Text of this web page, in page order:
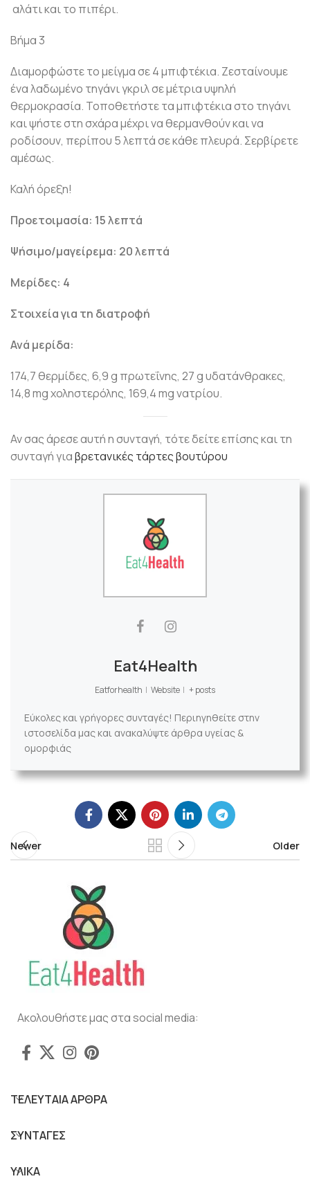
αλάτι και το πιπέρι.
Βήμα 3
Διαμορφώστε το μείγμα σε 4 μπιφτέκια. Ζεσταίνουμε
ένα λαδωμένο τηγάνι γκριλ σε μέτρια υψηλή
θερμοκρασία. Τοποθετήστε τα μπιφτέκια στο τηγάνι
και ψήστε στη σχάρα μέχρι να θερμανθούν και να
ροδίσουν, περίπου 5 λεπτά σε κάθε πλευρά. Σερβίρετε
αμέσως.
Καλή όρεξη!
Προετοιμασία: 15 λεπτά
Ψήσιμο/μαγείρεμα: 20 λεπτά
Μερίδες: 4
Στοιχεία για τη διατροφή
Ανά μερίδα:
174,7 θερμίδες, 6,9 g πρωτεΐνης, 27 g υδατάνθρακες,
14,8 mg χοληστερόλης, 169,4 mg νατρίου.
Αν σας άρεσε αυτή η συνταγή, τότε δείτε επίσης και τη
συνταγή γιαβρετανικές τάρτες βουτύρου
Eat4Health
Eatforhealth | Website | + posts
Εύκολες και γρήγορες συνταγές! Περιηγηθείτε στην
ιστοσελίδα μας και ανακαλύψτε άρθρα υγείας &
ομορφιάς
Newer Older
Ακολουθήστε μας στα social media:
ΤΕΛΕΥΤΑΙΑ ΑΡΘΡΑ
ΣΥΝΤΑΓΕΣ
ΥΛΙΚΑ